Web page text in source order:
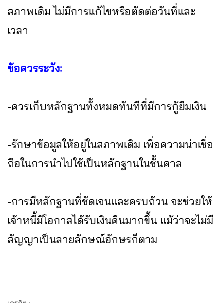
สภาพเดิม ไม่มีการแก้ไขหรือตัดต่อวันที่และ
เวลา
ข้อควรระวัง:
-ควรเก็บหลักฐานทั้งหมดทันทีที่มีการกู้ยืมเงิน
-รักษาข้อมูลให้อยู่ในสภาพเดิม เพื่อความน่าเชื่อ
ถือในการนำไปใช้เป็นหลักฐานในชั้นศาล
-การมีหลักฐานที่ชัดเจนและครบถ้วน จะช่วยให้
เจ้าหนี้มีโอกาสได้รับเงินคืนมากขึ้น แม้ว่าจะไม่มี
สัญญาเป็นลายลักษณ์อักษรก็ตาม